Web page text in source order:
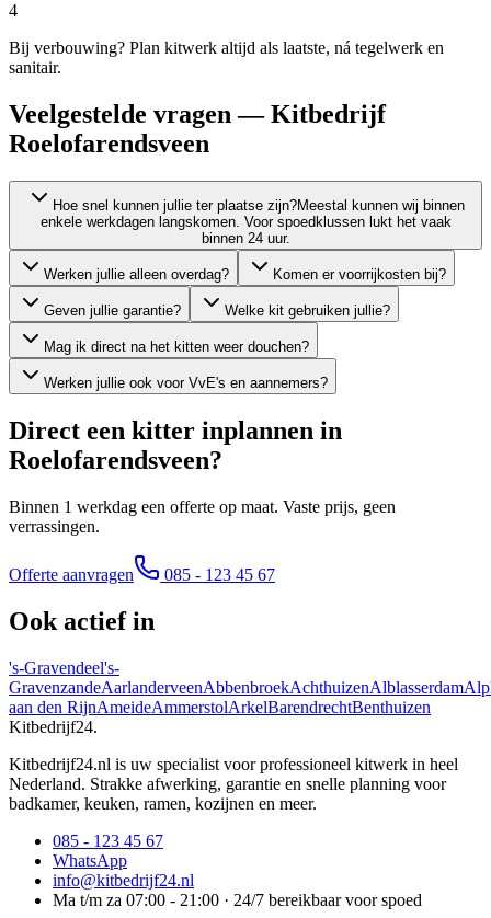
4
Bij verbouwing? Plan kitwerk altijd als laatste, ná tegelwerk en
sanitair.
Veelgestelde vragen — Kitbedrijf
Roelofarendsveen
Hoe snel kunnen jullie ter plaatse zijn?Meestal kunnen wij binnen
enkele werkdagen langskomen. Voor spoedklussen lukt het vaak
binnen 24 uur.
Werken jullie alleen overdag? Komen er voorrijkosten bij?
Geven jullie garantie? Welke kit gebruiken jullie?
Mag ik direct na het kitten weer douchen?
Werken jullie ook voor VvE's en aannemers?
Direct een kitter inplannen in
Roelofarendsveen?
Binnen 1 werkdag een offerte op maat. Vaste prijs, geen
verrassingen.
Offerte aanvragen 085 - 123 45 67
Ook actief in
's-Gravendeel's-
GravenzandeAarlanderveenAbbenbroekAchthuizenAlblasserdam
aan den RijnAmeideAmmerstolArkelBarendrechtBenthuizen
Kitbedrijf24.
Kitbedrijf24.nl is uw specialist voor professioneel kitwerk in heel
Nederland. Strakke afwerking, garantie en snelle planning voor
badkamer, keuken, ramen, kozijnen en meer.
085 - 123 45 67
WhatsApp
info@kitbedrijf24.nl
Ma t/m za 07:00 - 21:00 · 24/7 bereikbaar voor spoed